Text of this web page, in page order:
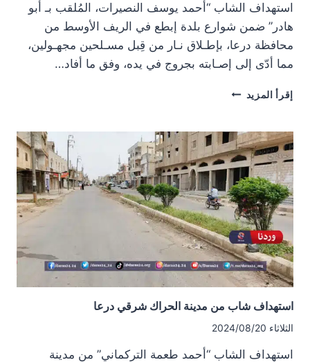
استهداف الشاب “أحمد يوسف النصيرات، المُلقب بـ أبو
هادر” ضمن شوارع بلدة إبطع في الريف الأوسط من
محافظة درعا، بإطـلاق نـار من قِبل مسـلحين مجهـولين،
مما أدّى إلى إصـابته بجروج في يده، وفق ما أفاد…
إقرأ المزيد استهداف
بلدة
إبطع
وسط
درعا
استهداف شاب من مدينة الحراك شرقي درعا
الثلاثاء 2024/08/20
استهداف الشاب “أحمد طعمة التركماني” من مدينة